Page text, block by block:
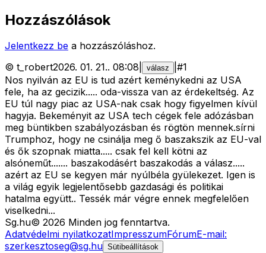
Hozzászólások
Jelentkezz be a hozzászóláshoz.
© t_robert2026. 01. 21.. 08:08 válasz #1
Nos nyilván az EU is tud azért keménykedni az USA
fele, ha az gecizik..... oda-vissza van az érdekeltség. Az
EU túl nagy piac az USA-nak csak hogy figyelmen kívül
hagyja. Bekeményit az USA tech cégek fele adózásban
meg büntikben szabályozásban és rögtön mennek.sírni
Trumphoz, hogy ne csinálja meg ő baszakszik az EU-val
és ők szopnak miatta..... csak fel kell kötni az
alsóneműt....... baszakodásért baszakodás a válasz.....
azért az EU se kegyen már nyúlbéla gyülekezet. Igen is
a világ egyik legjelentősebb gazdasági és politikai
hatalma együtt.. Tessék már végre ennek megfelelően
viselkedni...
Sg.hu© 2026 Minden jog fenntartva.
Adatvédelmi nyilatkozatImpresszumFórumE-mail:
szerkesztoseg@sg.hu Sütibeállítások